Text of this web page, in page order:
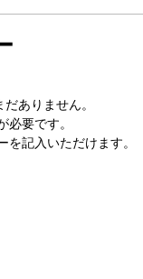
ありません。
必要です。
を記入いただけます。